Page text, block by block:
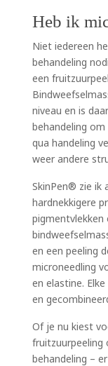
Heb ik
Niet iedereen
behandeling
een
niveau en is
behandeling
qua handeling
weer andere
SkinPen® zie ik
hardnekkigere
en een peeling
microneedling
en elastine.
en
Of je nu kiest
fruitzuurpeeling
behandeling –